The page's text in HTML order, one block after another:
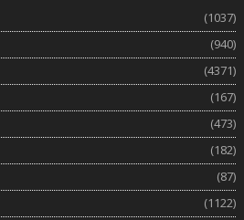
(1037)
(940)
(4371)
(167)
(473)
(182)
(87)
(1122)